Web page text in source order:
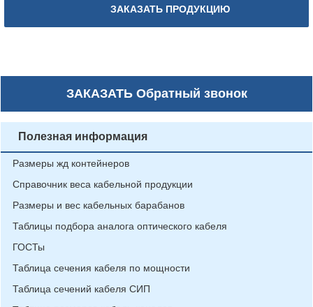
ЗАКАЗАТЬ ПРОДУКЦИЮ
ЗАКАЗАТЬОбратный звонок
Полезная информация
Размеры жд контейнеров
Справочник веса кабельной продукции
Размеры и вес кабельных барабанов
Таблицы подбора аналога оптического кабеля
ГОСТы
Таблица сечения кабеля по мощности
Таблица сечений кабеля СИП